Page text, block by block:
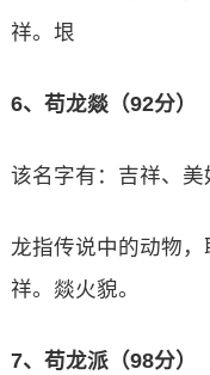
祥。垠
6、苟龙燚（92分）
该名字有：吉祥、
龙指传说中的动物
祥。燚火貌。
7、苟龙派（98分）